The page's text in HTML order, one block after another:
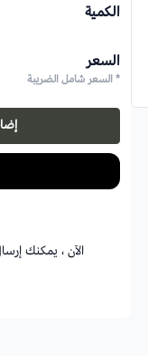
الكمية
السعر
* السعر شامل الضريبة
الآن ، يمكنك